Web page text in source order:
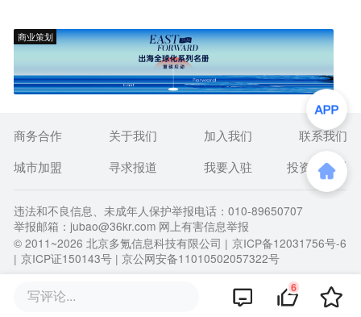
商业策划
写评论... 6
商务合作 关于我们 加入我们
联系我们
城市加盟
寻求报道 我要入驻 投资者关系
违法和不良信息、未成年人保护举报电话：010-89650707
举报邮箱：jubao@36kr.com 网上有害信息举报
© 2011~2026 北京多氪信息科技有限公司 | 京ICP备12031756号-6
| 京ICP证150143号 | 京公网安备11010502057322号